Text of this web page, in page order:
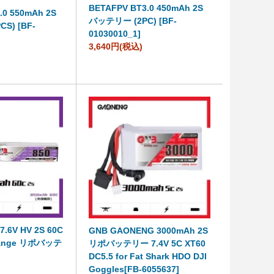
550mAh 2S
[BF-
BETAFPV BT3.0 450mAh 2S
バッテリー (2PC) [BF-
01030010_1]
3,640円(税込)
HV 2S 60C
リポバッテ
GNB GAONENG 3000mAh 2S
リポバッテリー 7.4V 5C XT60
DC5.5 for Fat Shark HDO DJI
Goggles[FB-6055637]